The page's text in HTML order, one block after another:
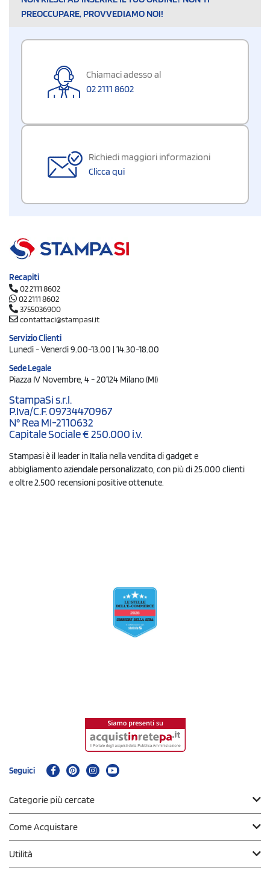
PREOCCUPARE, PROVVEDIAMO NOI!
Chiamaci adesso al
02 2111 8602
Richiedi maggiori informazioni
Clicca qui
Recapiti
02 2111 8602
02 2111 8602
3755036900
contattaci@stampasi.it
Servizio Clienti
Lunedì - Venerdì 9.00-13.00 | 14.30-18.00
Sede Legale
Piazza IV Novembre, 4 - 20124 Milano (MI)
StampaSi s.r.l.
P.Iva/C.F. 09734470967
N° Rea MI-2110632
Capitale Sociale € 250.000 i.v.
Stampasi è il leader in Italia nella vendita di gadget e
abbigliamento aziendale personalizzato, con più di 25.000 clienti
e oltre 2.500 recensioni positive ottenute.
Seguici
Categorie più cercate
Come Acquistare
Utilità